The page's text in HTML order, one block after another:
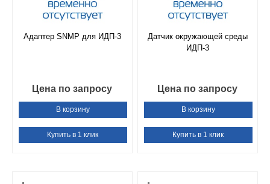
Адаптер SNMP для ИДП-3
Цена по запросу
В корзину
Купить в 1 клик
Датчик окружающей среды
ИДП-3
Цена по запросу
В корзину
Купить в 1 клик